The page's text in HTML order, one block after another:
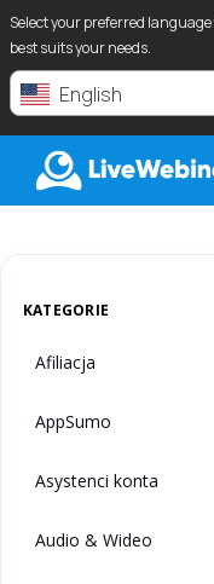
Select your preferred
best suits your needs.
English
KATEGORIE
Afiliacja
AppSumo
Asystenci konta
Audio & Wideo